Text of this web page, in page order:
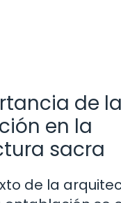
de la
en la
sacra
de la